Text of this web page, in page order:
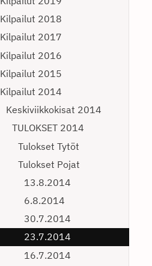
Kilpailut 2018
Kilpailut 2017
Kilpailut 2016
Kilpailut 2015
Kilpailut 2014
Keskiviikkokisat 2014
TULOKSET 2014
Tulokset Tytöt
Tulokset Pojat
13.8.2014
6.8.2014
30.7.2014
23.7.2014
16.7.2014